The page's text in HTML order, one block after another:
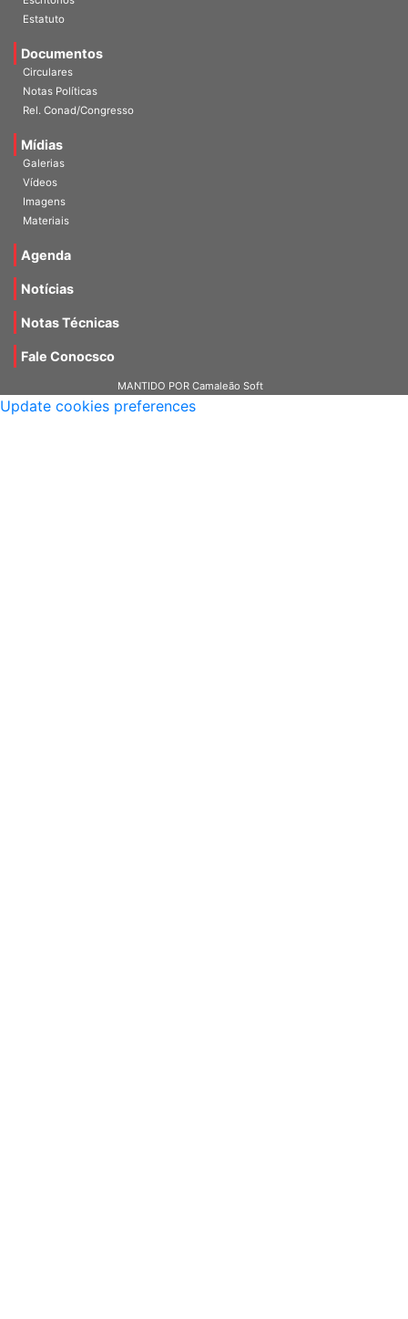
Estatuto
Documentos
Circulares
Notas Políticas
Rel. Conad/Congresso
Mídias
Galerias
Vídeos
Imagens
Materiais
Agenda
Notícias
Notas Técnicas
Fale Conocsco
MANTIDO POR Camaleão Soft
Update cookies preferences